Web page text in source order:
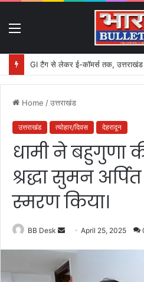
GI टैग से लेकर ई-कॉमर्स तक, उत्तराखंड के
Home /उत्तराखंड
उत्तराखंड त्योहार/दिवस देहरादून
धामी ने बहुगुणा
श्रद्धा सुमन
स्मरण किया।
BB Desk
n
d
April 25, 2025